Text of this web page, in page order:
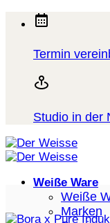
Termin
Studio in der
Weiße Ware
Weiße
Marken